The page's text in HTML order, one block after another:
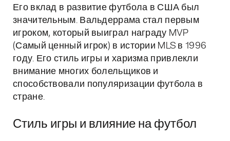
Его вклад в развитие футбола в США был
значительным. Вальдеррама стал первым
игроком, который выиграл награду MVP
(Самый ценный игрок) в истории MLS в 1996
году. Его стиль игры и харизма привлекли
внимание многих болельщиков и
способствовали популяризации футбола в
стране.
Стиль игры и влияние на футбол